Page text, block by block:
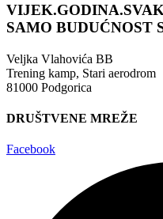
SAMO BUDUĆNOST
Veljka Vlahovića BB
Trening kamp, Stari aerodrom
81000 Podgorica
DRUŠTVENE MREŽE
Facebook